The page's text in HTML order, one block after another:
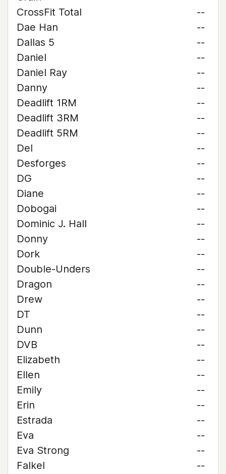
CrossFit Total
--
Dae Han
--
Dallas 5
--
Daniel
--
Daniel Ray
--
Danny
--
Deadlift 1RM
--
Deadlift 3RM
--
Deadlift 5RM
--
Del
--
Desforges
--
DG
--
Diane
--
Dobogai
--
Dominic J. Hall
--
Donny
--
Dork
--
Double-Unders
--
Dragon
--
Drew
--
DT
--
Dunn
--
DVB
--
Elizabeth
--
Ellen
--
Emily
--
Erin
--
Estrada
--
Eva
--
Eva Strong
--
Falkel
--